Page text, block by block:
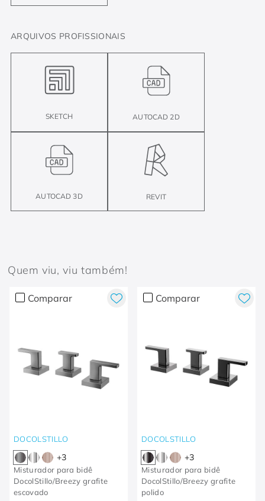
ARQUIVOS PROFISSIONAIS
SKETCH AUTOCAD 2D
AUTOCAD 3D REVIT
Quem viu, viu também!
Comparar
DOCOLSTILLO
+3
Misturador para bidê
DocolStillo/Breezy grafite
escovado
Comparar
DOCOLSTILLO
+3
Misturador para bidê
DocolStillo/Breezy grafite
polido